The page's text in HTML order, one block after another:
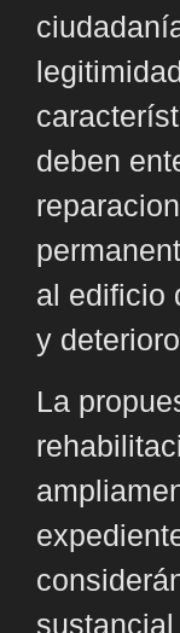
deben
al edificio
y
La